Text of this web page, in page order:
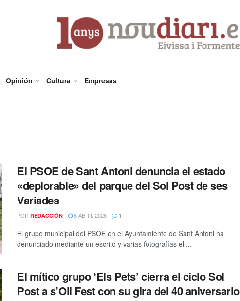
Opinión Cultura Empresas
El PSOE de Sant Antoni denuncia el estado
«deplorable» del parque del Sol Post de ses
Variades
POR REDACCIÓN 8 ABRIL 2026 1
El grupo municipal del PSOE en el Ayuntamiento de Sant Antoni ha
denunciado mediante un escrito y varias fotografías el ...
El mítico grupo ‘Els Pets’ cierra el ciclo Sol
Post a s’Oli Fest con su gira del 40 aniversario